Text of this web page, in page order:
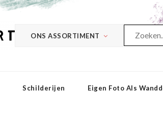
ONS ASSORTIMENT
Schilderijen Eigen Foto Als